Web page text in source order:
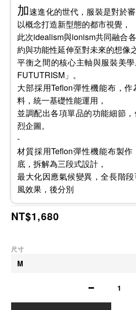
加速進化的世代，服裝是對於
以概念打造新型態的都市視覺，
此次idealism與ionism共同融合
約與功能性延伸至對未來的想像
平衡之間的核心主軸與服裝美
FUTUTRISM」。
大部採用Teflon彈性機能布，
料，統一基礎性能運用，
並調配出各項單品的功能細節
烈企圖。
-
材質採用Teflon彈性機能布製
底，拆解為三段式設計，
最大化因應氣候變異，全長階
風效果，後分別
NT$1,680
尺寸